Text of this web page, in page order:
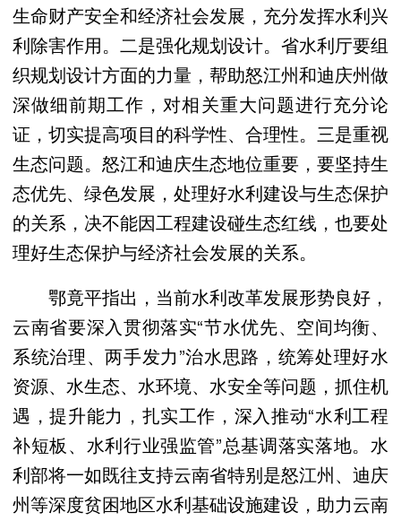
生命财产安全和经济社会发展，充分发挥水利兴
利除害作用。二是强化规划设计。省水利厅要组
织规划设计方面的力量，帮助怒江州和迪庆州做
深做细前期工作，对相关重大问题进行充分论
证，切实提高项目的科学性、合理性。三是重视
生态问题。怒江和迪庆生态地位重要，要坚持生
态优先、绿色发展，处理好水利建设与生态保护
的关系，决不能因工程建设碰生态红线，也要处
理好生态保护与经济社会发展的关系。
鄂竟平指出，当前水利改革发展形势良好，
云南省要深入贯彻落实“节水优先、空间均衡、
系统治理、两手发力”治水思路，统筹处理好水
资源、水生态、水环境、水安全等问题，抓住机
遇，提升能力，扎实工作，深入推动“水利工程
补短板、水利行业强监管”总基调落实落地。水
利部将一如既往支持云南省特别是怒江州、迪庆
州等深度贫困地区水利基础设施建设，助力云南